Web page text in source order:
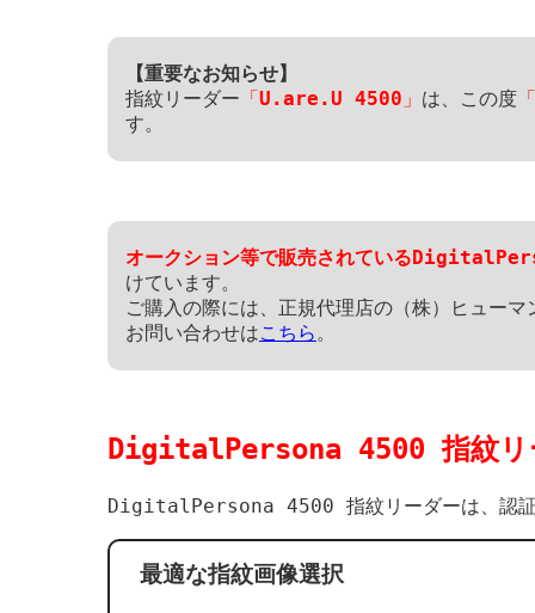
【重要なお知らせ】
指紋リーダー 「U.are.U 4500」 は、この度
す。
オークション等で販売されている
けています。
ご購入の際には、正規代理店の（株）ヒュー
お問い合わせはこちら。
DigitalPersona 4500 指紋リ
DigitalPersona 4500 指紋リーダーは、認証率
最適な指紋画像選択